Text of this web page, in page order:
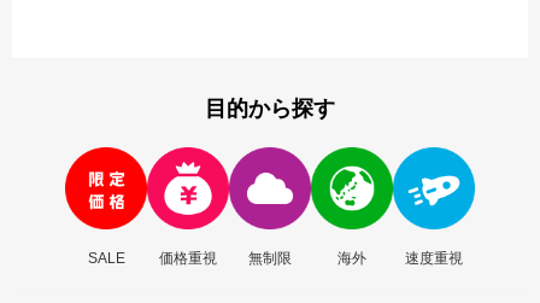
目的から探す
SALE 価格重視 無制限 海外 速度重視